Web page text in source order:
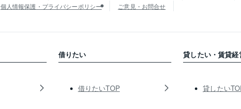
個人情報保護・プライバシーポリシー ご意見・お問合せ
借りたい
借りたいTOP
貸したい・賃貸経
貸したい